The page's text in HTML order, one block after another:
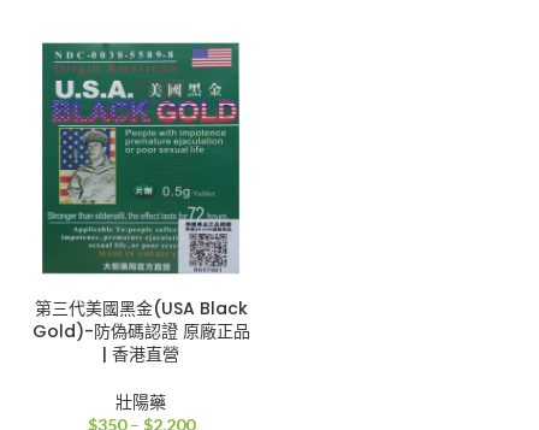
第三代美國黑金(USA Black
Gold)-防偽碼認證 原廠正品
| 香港直營
壯陽藥
$350 – $2,200價